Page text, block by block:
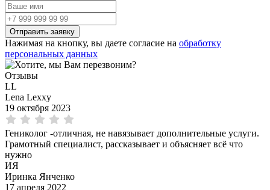
Нажимая на кнопку, вы даете согласие на обработку
персональных данных
Отзывы
LL
Lena Lexxy
19 октября 2023
Гениколог -отличная, не навязывает дополнительные услуги.
Грамотный специалист, рассказывает и объясняет всё что
нужно
ИЯ
Иринка Янченко
17 апреля 2022